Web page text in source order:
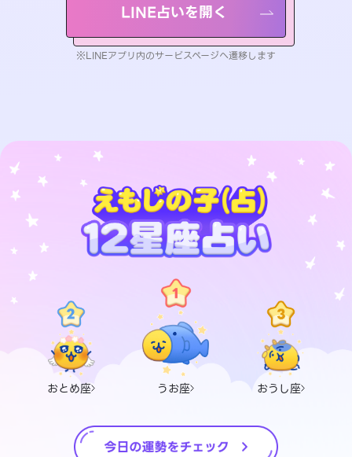
LINE占いを開く
※LINEアプリ内のサービスページへ遷移します
おとめ座 うお座 おうし座